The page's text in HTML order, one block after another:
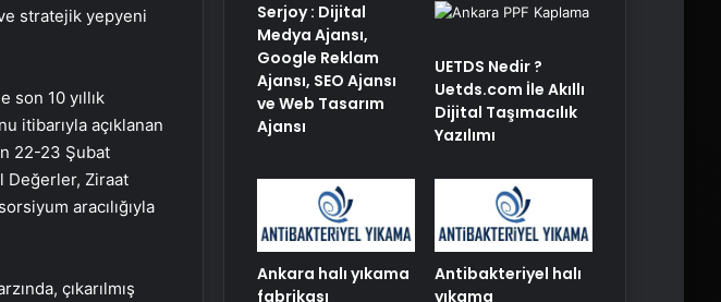
stratejik yepyeni
son 10 yıllık
itibarıyla açıklanan
22-23 Şubat
Değerler, Ziraat
aracılığıyla
çıkarılmış
Serjoy : Dijital
Medya Ajansı,
Google Reklam
Ajansı, SEO Ajansı
ve Web Tasarım
Ajansı
UETDS Nedir ?
Uetds.com İle Akıllı
Dijital Taşımacılık
Yazılımı
Ankara halı yıkama
fabrikası
Antibakteriyel halı
yıkama